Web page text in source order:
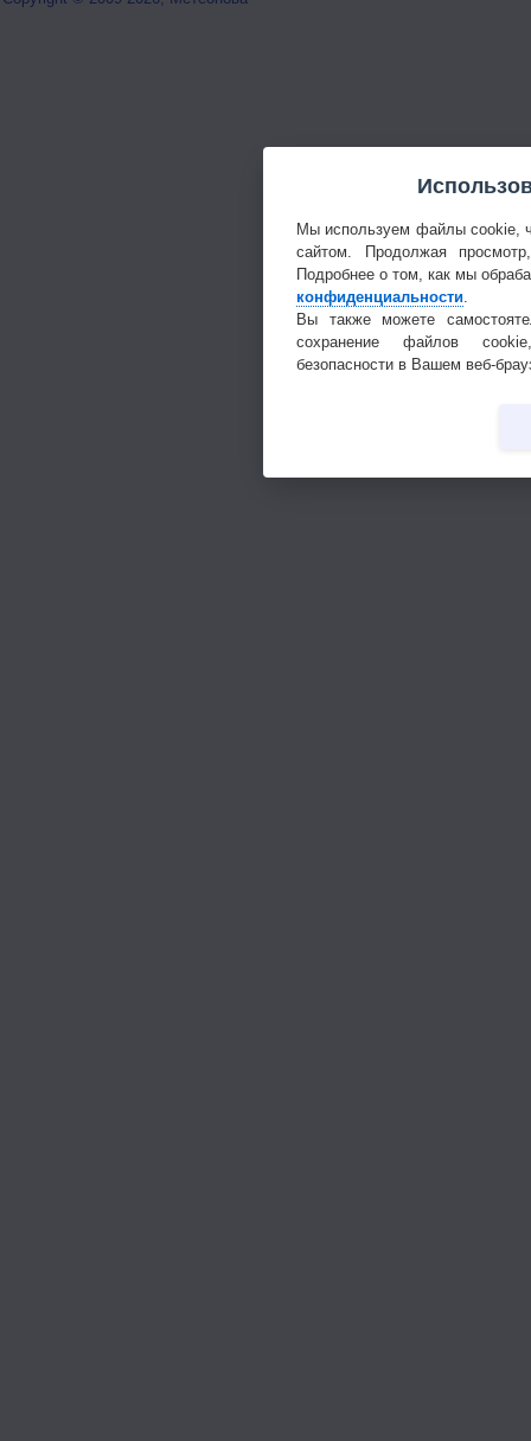
Мы используем файлы cookie,
сайтом. Продолжая
Подробнее о том, как мы
конфиденциальности
Вы также можете
сохранение файлов
безопасности в Вашем веб-